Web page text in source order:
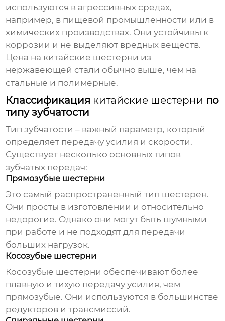
используются в агрессивных средах,
например, в пищевой промышленности или в
химических производствах. Они устойчивы к
коррозии и не выделяют вредных веществ.
Цена на китайские шестерни из
нержавеющей стали обычно выше, чем на
стальные и полимерные.
Классификация китайские шестерни по
типу зубчатости
Тип зубчатости – важный параметр, который
определяет передачу усилия и скорости.
Существует несколько основных типов
зубчатых передач:
Прямозубые шестерни
Это самый распространенный тип шестерен.
Они просты в изготовлении и относительно
недорогие. Однако они могут быть шумными
при работе и не подходят для передачи
больших нагрузок.
Косозубые шестерни
Косозубые шестерни обеспечивают более
плавную и тихую передачу усилия, чем
прямозубые. Они используются в большинстве
редукторов и трансмиссий.